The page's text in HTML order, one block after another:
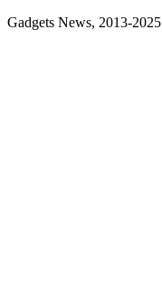
Gadgets News, 2013-2025